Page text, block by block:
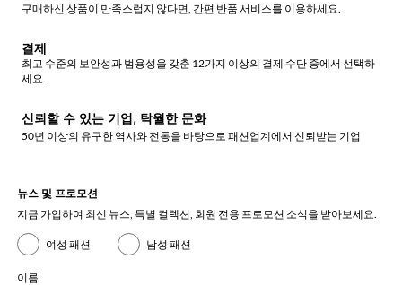
구매하신 상품이 만족스럽지 않다면, 간편 반품 서비스를 이용하세요.
결제
최고 수준의 보안성과 범용성을 갖춘 12가지 이상의 결제 수단 중에서 선택하
세요.
신뢰할 수 있는 기업, 탁월한 문화
50년 이상의 유구한 역사와 전통을 바탕으로 패션업계에서 신뢰받는 기업
뉴스 및 프로모션
지금 가입하여 최신 뉴스, 특별 컬렉션, 회원 전용 프로모션 소식을 받아보세요.
여성 패션 남성 패션
이름